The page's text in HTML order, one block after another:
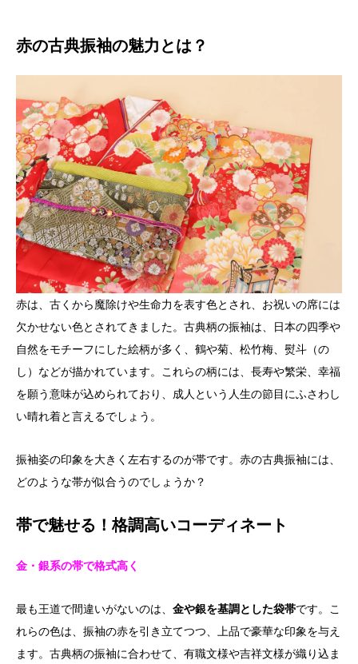
赤の古典振袖の魅力とは？
赤は、古くから魔除けや生命力を表す色とされ、お祝いの席には
欠かせない色とされてきました。古典柄の振袖は、日本の四季や
自然をモチーフにした絵柄が多く、鶴や菊、松竹梅、熨斗（の
し）などが描かれています。これらの柄には、長寿や繁栄、幸福
を願う意味が込められており、成人という人生の節目にふさわし
い晴れ着と言えるでしょう。
振袖姿の印象を大きく左右するのが帯です。赤の古典振袖には、
どのような帯が似合うのでしょうか？
帯で魅せる！格調高いコーディネート
金・銀系の帯で格式高く
最も王道で間違いがないのは、 金や銀を基調とした袋帯です。こ
れらの色は、振袖の赤を引き立てつつ、上品で豪華な印象を与え
ます。古典柄の振袖に合わせて、有職文様や吉祥文様が織り込ま